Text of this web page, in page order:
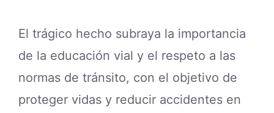
El trágico hecho subraya la importancia
de la educación vial y el respeto a las
normas de tránsito, con el objetivo de
proteger vidas y reducir accidentes en